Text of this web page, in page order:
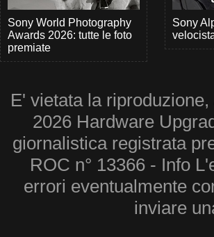
Sony World Photography
Awards 2026: tutte le foto
premiate
Sony
E' vietata la
2026 Hardware
giornalistica registrata
ROC n° 13366 - Info
errori eventualmente
inviare